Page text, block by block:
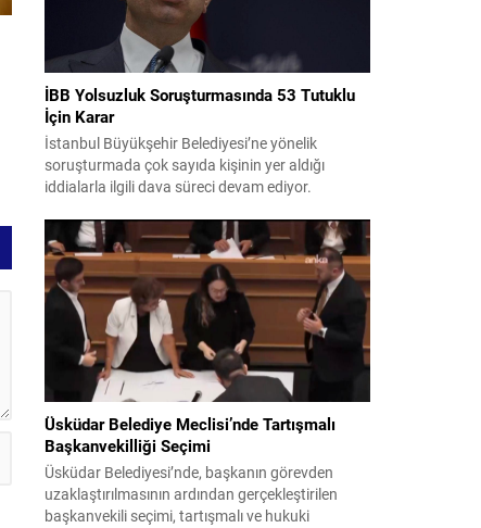
İBB Yolsuzluk Soruşturmasında 53 Tutuklu
İçin Karar
İstanbul Büyükşehir Belediyesi’ne yönelik
soruşturmada çok sayıda kişinin yer aldığı
iddialarla ilgili dava süreci devam ediyor.
sanıkların tutukluluk hallerini ayrı ayrı
değerlendirdi. İnceleme sonucunda, aralarında
Ekrem İmamoğlu’nun da bulunduğu 53 tutuklu
hakkında tutukluluk hallerinin sürdürülmesine
karar verildi. İddialar ve değerlendirilen talepler
Soruşturma kapsamında sanıklara yöneltilen...
Üsküdar Belediye Meclisi’nde Tartışmalı
Başkanvekilliği Seçimi
Üsküdar Belediyesi’nde, başkanın görevden
uzaklaştırılmasının ardından gerçekleştirilen
başkanvekili seçimi, tartışmalı ve hukuki